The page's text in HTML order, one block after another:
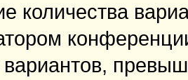
количества
вариантов,